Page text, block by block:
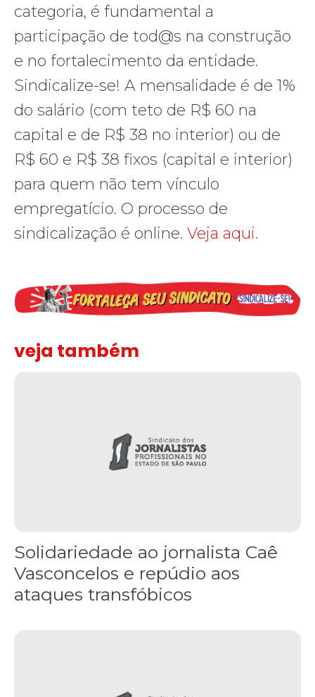
categoria, é fundamental a
participação de tod@s na construção
e no fortalecimento da entidade.
Sindicalize-se! A mensalidade é de 1%
do salário (com teto de R$ 60 na
capital e de R$ 38 no interior) ou de
R$ 60 e R$ 38 fixos (capital e interior)
para quem não tem vínculo
empregatício. O processo de
sindicalização é online. Veja aqui.
veja também
Solidariedade ao jornalista Caê
Vasconcelos e repúdio aos
ataques transfóbicos